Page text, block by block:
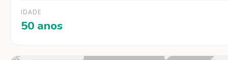
IDADE
50 anos